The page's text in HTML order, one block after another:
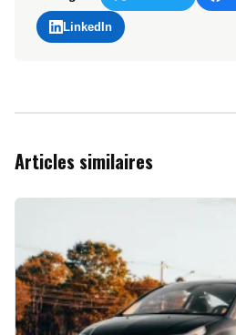
LinkedIn
Articles similaires